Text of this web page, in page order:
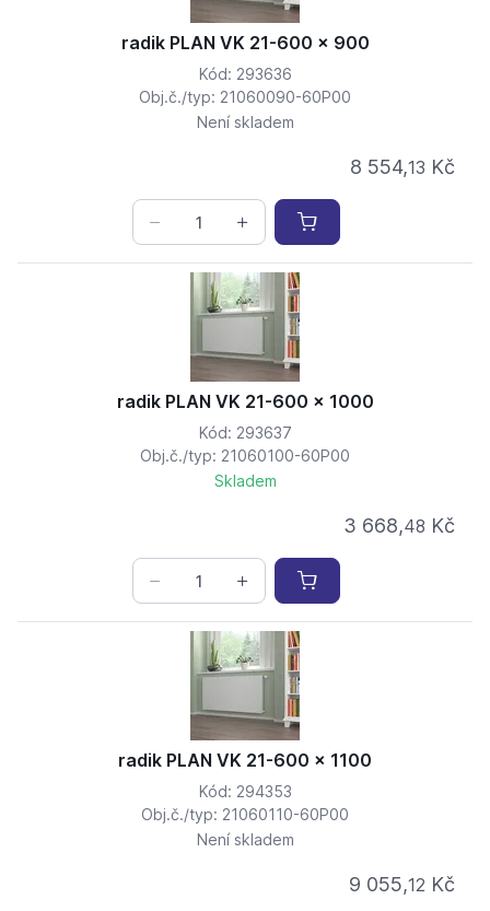
radik PLAN VK 21-600 x 900
Kód: 293636
Obj.č./typ: 21060090-60P00
Není skladem
8 554,13 Kč
radik PLAN VK 21-600 x 1000
Kód: 293637
Obj.č./typ: 21060100-60P00
Skladem
3 668,48 Kč
radik PLAN VK 21-600 x 1100
Kód: 294353
Obj.č./typ: 21060110-60P00
Není skladem
9 055,12 Kč